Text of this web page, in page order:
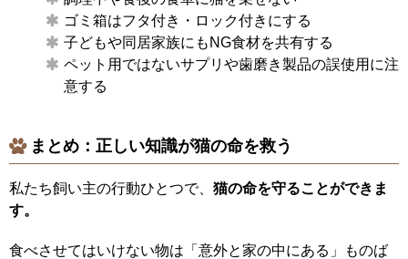
ゴミ箱はフタ付き・ロック付きにする
子どもや同居家族にもNG食材を共有する
ペット用ではないサプリや歯磨き製品の誤使用に注
意する
まとめ： 正しい知識が猫の命を救う
私たち飼い主の行動ひとつで、 猫の命を守ることができま
す。
食べさせてはいけない物は「意外と家の中にある」ものば